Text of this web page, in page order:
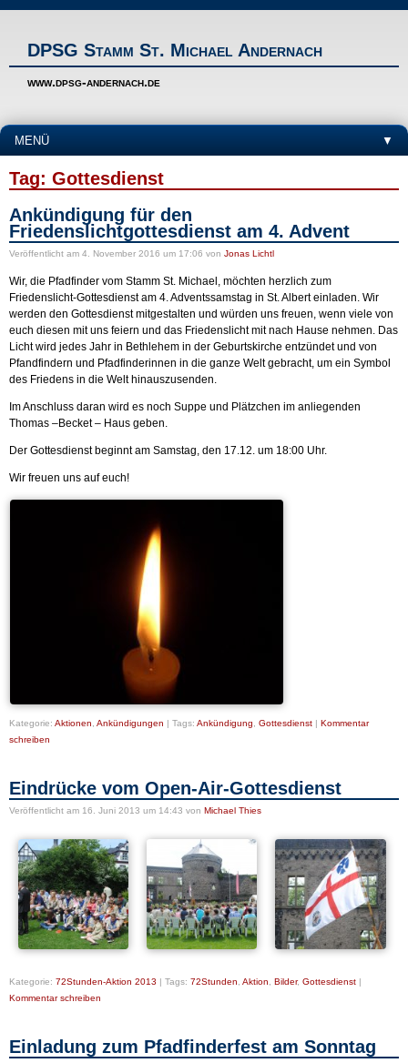
DPSG Stamm St. Michael Andernach
www.dpsg-andernach.de
MENÜ ▼
Tag: Gottesdienst
Ankündigung für den
Friedenslichtgottesdienst am 4. Advent
Veröffentlicht am 4. November 2016 um 17:06 von Jonas Lichtl
Wir, die Pfadfinder vom Stamm St. Michael, möchten herzlich zum
Friedenslicht-Gottesdienst am 4. Adventssamstag in St. Albert einladen. Wir
werden den Gottesdienst mitgestalten und würden uns freuen, wenn viele von
euch diesen mit uns feiern und das Friedenslicht mit nach Hause nehmen. Das
Licht wird jedes Jahr in Bethlehem in der Geburtskirche entzündet und von
Pfandfindern und Pfadfinderinnen in die ganze Welt gebracht, um ein Symbol
des Friedens in die Welt hinauszusenden.
Im Anschluss daran wird es noch Suppe und Plätzchen im anliegenden
Thomas –Becket – Haus geben.
Der Gottesdienst beginnt am Samstag, den 17.12. um 18:00 Uhr.
Wir freuen uns auf euch!
Kategorie: Aktionen Ankündigungen | Tags: Ankündigung Gottesdienst | Kommentar
schreiben
Eindrücke vom Open-Air-Gottesdienst
Veröffentlicht am 16. Juni 2013 um 14:43 von Michael Thies
Kategorie: 72Stunden-Aktion 2013 | Tags: 72Stunden, Aktion, Bilder, Gottesdienst |
Kommentar schreiben
Einladung zum Pfadfinderfest am Sonntag